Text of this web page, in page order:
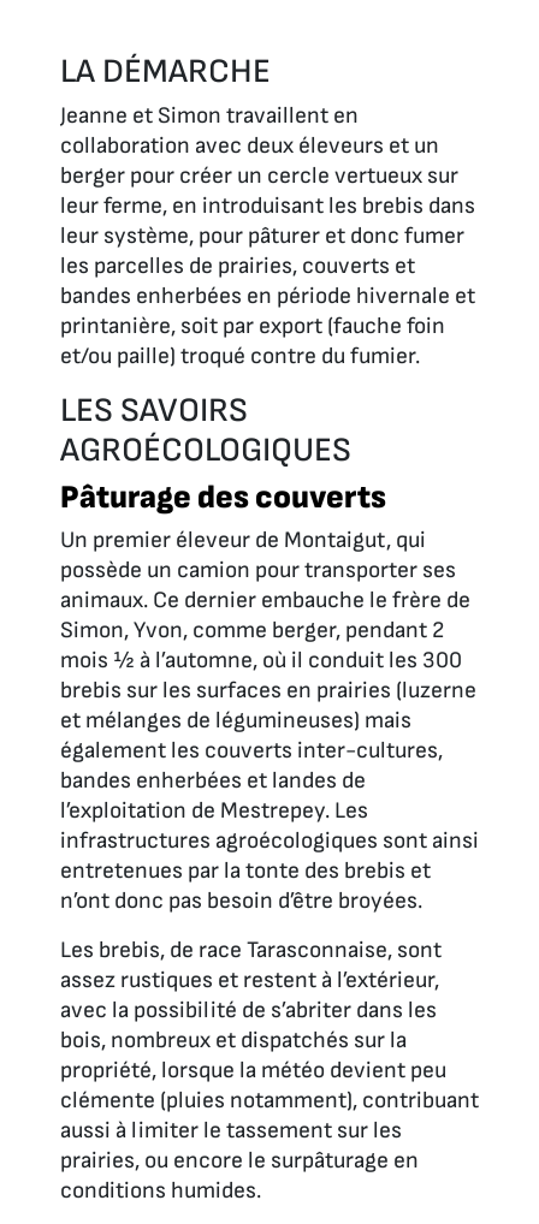
LA DÉMARCHE
Jeanne et Simon travaillent en
collaboration avec deux éleveurs et un
berger pour créer un cercle vertueux sur
leur ferme, en introduisant les brebis dans
leur système, pour pâturer et donc fumer
les parcelles de prairies, couverts et
bandes enherbées en période hivernale et
printanière, soit par export (fauche foin
et/ou paille) troqué contre du fumier.
LES SAVOIRS
AGROÉCOLOGIQUES
Pâturage des couverts
Un premier éleveur de Montaigut, qui
possède un camion pour transporter ses
animaux. Ce dernier embauche le frère de
Simon, Yvon, comme berger, pendant 2
mois ½ à l’automne, où il conduit les 300
brebis sur les surfaces en prairies (luzerne
et mélanges de légumineuses) mais
également les couverts inter-cultures,
bandes enherbées et landes de
l’exploitation de Mestrepey. Les
infrastructures agroécologiques sont ainsi
entretenues par la tonte des brebis et
n’ont donc pas besoin d’être broyées.
Les brebis, de race Tarasconnaise, sont
assez rustiques et restent à l’extérieur,
avec la possibilité de s’abriter dans les
bois, nombreux et dispatchés sur la
propriété, lorsque la météo devient peu
clémente (pluies notamment), contribuant
aussi à limiter le tassement sur les
prairies, ou encore le surpâturage en
conditions humides.